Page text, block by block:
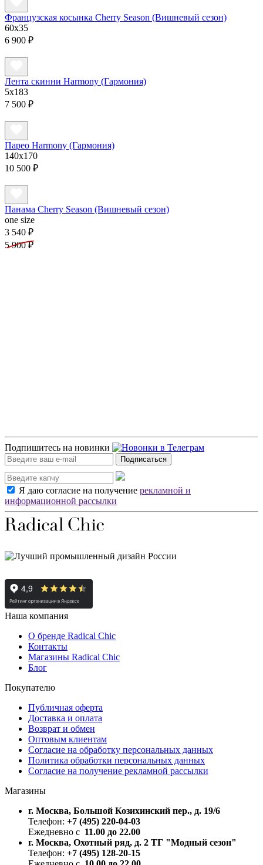
Французская косынка Cherry Season (Вишневый сезон)
60x35
6 900 ₽
Лента скинни Harmony (Гармония)
5x183
7 500 ₽
Парео Harmony (Гармония)
140х170
10 500 ₽
Панама Cherry Season (Вишневый сезон)
one size
3 540 ₽
5 900 ₽
Подпишитесь на новинки
Подписаться
Я даю согласие на получение рекламной и
информационной рассылки
Наша компания
О бренде Radical Chic
Контакты
Магазины Radical Chic
Блог
Покупателю
Публичная оферта
Доставка и оплата
Возврат и обмен
Оптовым клиентам
Согласие на обработку персональных данных
Политика обработки персональных данных
Согласие на получение рекламной рассылки
Магазины
г. Москва, Большой Козихинский пер., д. 19/6
Телефон: +7 (495) 220-04-03
Ежедневно с 11.00 до 22.00
г. Москва, Охотный ряд, д. 2 ТГ "Модный сезон"
Телефон: +7 (495) 128-20-15